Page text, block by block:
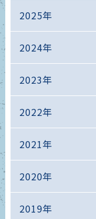
2025年
2024年
2023年
2022年
2021年
2020年
2019年